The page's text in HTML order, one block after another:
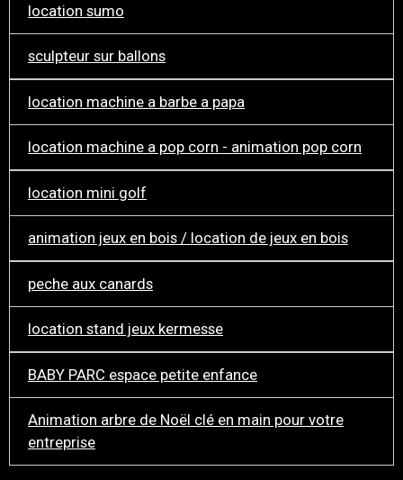
location sumo
sculpteur sur ballons
location machine a barbe a papa
location machine a pop corn - animation pop corn
location mini golf
animation jeux en bois / location de jeux en bois
peche aux canards
location stand jeux kermesse
BABY PARC espace petite enfance
Animation arbre de Noël clé en main pour votre
entreprise